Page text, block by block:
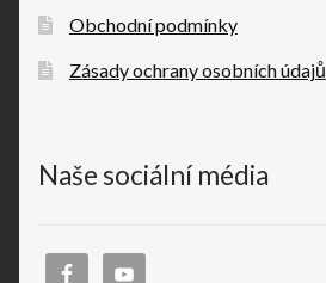
Obchodní podmínky
Zásady ochrany osobních údajů
Naše sociální média